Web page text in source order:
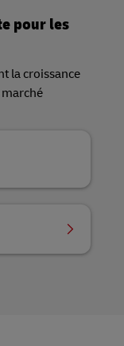
pour les
la croissance